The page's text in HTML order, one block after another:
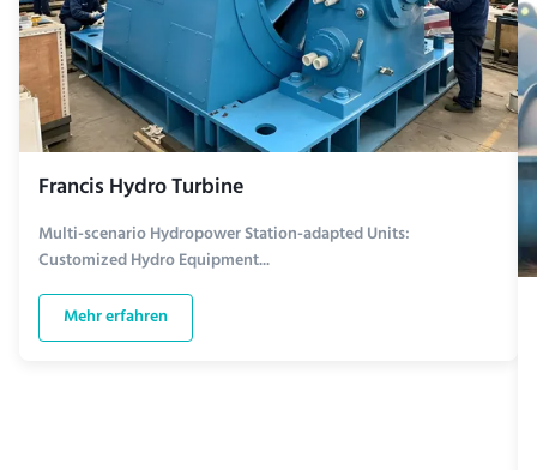
Francis Hydro Turbine
Multi-scenario Hydropower Station-adapted Units:
Customized Hydro Equipment...
Mehr erfahren